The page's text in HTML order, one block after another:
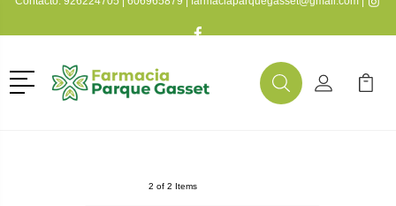
Menú
BuscarMi Cuenta
Mi
2 of 2 Items